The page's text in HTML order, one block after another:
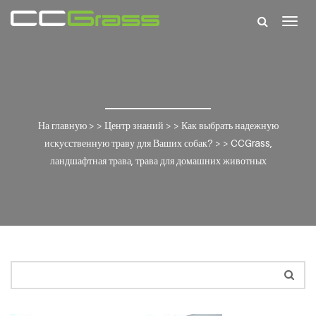
На главную> > Центр знаний > > Как выбрать надежную
искусственную траву для Ваших собак? > > CCGrass,
ландшафтная трава, трава для домашних животных